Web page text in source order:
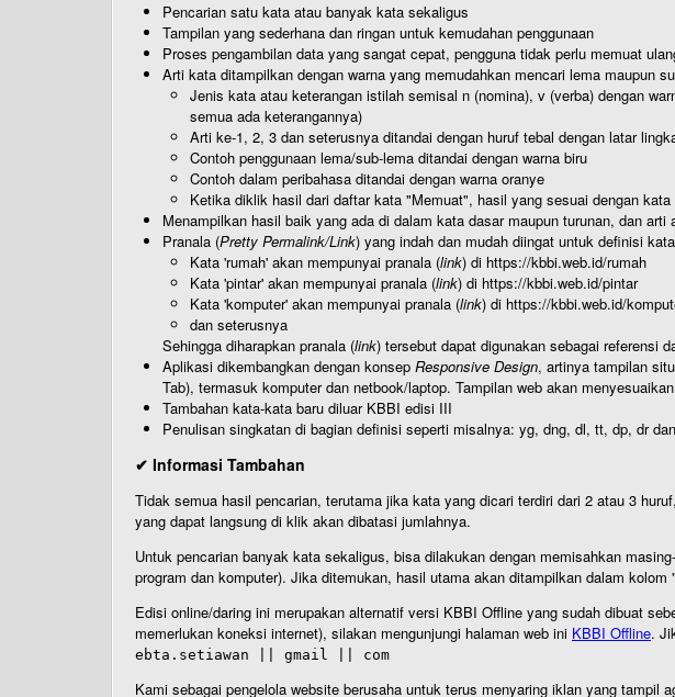
Pencarian satu kata atau banyak kata sekaligus
Tampilan yang sederhana dan ringan untuk kemudahan penggunaan
Proses pengambilan data yang sangat cepat, pengguna tidak perlu memuat
Arti kata ditampilkan dengan warna yang memudahkan mencari lema maupun
Jenis kata atau keterangan istilah semisal n (nomina), v (verba) dengan
semua ada keterangannya)
Arti ke-1, 2, 3 dan seterusnya ditandai dengan huruf tebal dengan latar
Contoh penggunaan lema/sub-lema ditandai dengan warna biru
Contoh dalam peribahasa ditandai dengan warna oranye
Ketika diklik hasil dari daftar kata "Memuat", hasil yang sesuai dengan
Menampilkan hasil baik yang ada di dalam kata dasar maupun turunan, dan
Pranala (Pretty Permalink/Link) yang indah dan mudah diingat untuk definisi
Kata 'rumah' akan mempunyai pranala (link) di https://kbbi.web.id/rumah
Kata 'pintar' akan mempunyai pranala (link) di https://kbbi.web.id/pintar
Kata 'komputer' akan mempunyai pranala (link) di https://kbbi.web.id/
dan seterusnya
Sehingga diharapkan pranala (link) tersebut dapat digunakan sebagai referensi
Aplikasi dikembangkan dengan konsep Responsive Design, artinya tampilan
Tab), termasuk komputer dan netbook/laptop. Tampilan web akan
Tambahan kata-kata baru diluar KBBI edisi III
Penulisan singkatan di bagian definisi seperti misalnya: yg, dng, dl, tt, dp, dr
✔ Informasi Tambahan
Tidak semua hasil pencarian, terutama jika kata yang dicari terdiri dari 2 atau 3
yang dapat langsung di klik akan dibatasi jumlahnya.
Untuk pencarian banyak kata sekaligus, bisa dilakukan dengan memisahkan
program dan komputer). Jika ditemukan, hasil utama akan ditampilkan dalam
Edisi online/daring ini merupakan alternatif versi KBBI Offline yang sudah dibuat
memerlukan koneksi internet), silakan mengunjungi halaman web ini KBBI Offline.
ebta.setiawan || gmail || com
Kami sebagai pengelola website berusaha untuk terus menyaring iklan yang